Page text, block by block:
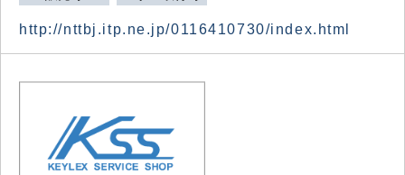
http://nttbj.itp.ne.jp/0116410730/index.html